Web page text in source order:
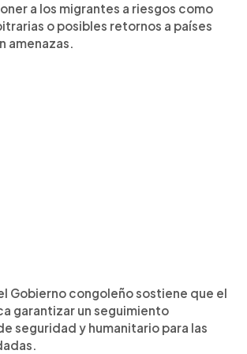
a los migrantes a riesgos como
o posibles retornos a países
amenazas.
Gobierno congoleño sostiene que el
garantizar un seguimiento
seguridad y humanitario para las